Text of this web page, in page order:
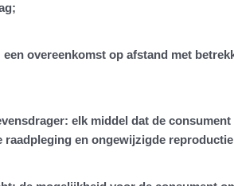
een overeenkomst op afstand met
: elk middel dat de
raadpleging en ongewijzigde